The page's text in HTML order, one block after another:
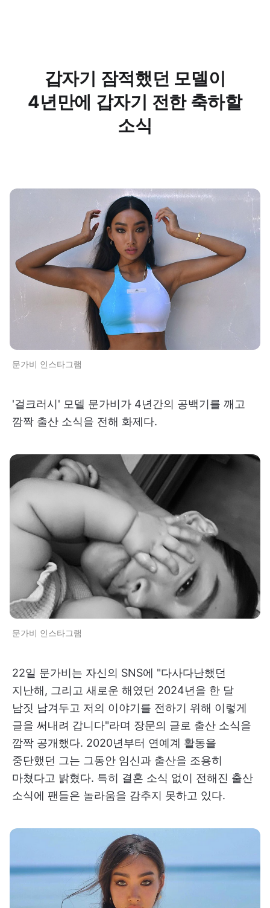
갑자기 잠적했던 모델이
4년만에 갑자기 전한 축하할
소식
문가비 인스타그램
'걸크러시' 모델 문가비가 4년간의 공백기를 깨고
깜짝 출산 소식을 전해 화제다.
문가비 인스타그램
22일 문가비는 자신의 SNS에 "다사다난했던
지난해, 그리고 새로운 해였던 2024년을 한 달
남짓 남겨두고 저의 이야기를 전하기 위해 이렇게
글을 써내려 갑니다"라며 장문의 글로 출산 소식을
깜짝 공개했다. 2020년부터 연예계 활동을
중단했던 그는 그동안 임신과 출산을 조용히
마쳤다고 밝혔다. 특히 결혼 소식 없이 전해진 출산
소식에 팬들은 놀라움을 감추지 못하고 있다.